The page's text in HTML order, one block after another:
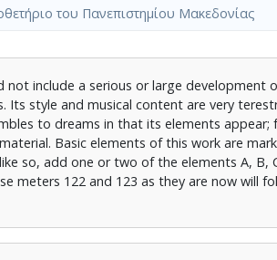
του Πανεπιστημίου Μακεδονίας
include a serious or large development
Its style and musical content are very
to dreams in that its elements appear;
Basic elements of this work are
so, add one or two of the elements A, B,
meters 122 and 123 as they are now will